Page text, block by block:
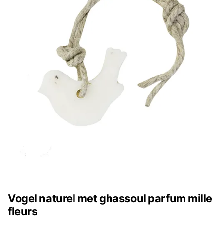
Vogel naturel met ghassoul parfum mille
fleurs